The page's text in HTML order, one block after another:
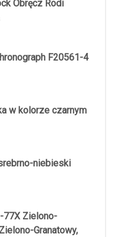
Obręcz Rodi
F20561-4
w kolorze czarnym
niebieski
77X Zielono-
Granatowy,